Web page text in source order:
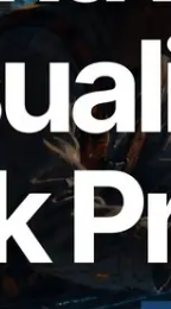
Solana
уровне